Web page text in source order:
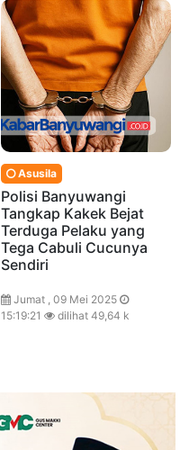
Asusila
Polisi Banyuwangi
Tangkap Kakek Bejat
Terduga Pelaku yang
Tega Cabuli Cucunya
Sendiri
Jumat , 09 Mei 2025
15:19:21
dilihat 49,64 k